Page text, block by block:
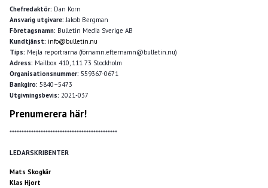
Chefredaktör: Dan Korn
Ansvarig utgivare: Jakob Bergman
Företagsnamn: Bulletin Media Sverige AB
Kundtjänst: info@bulletin.nu
Tips: Mejla reportrarna (förnamn.efternamn@bulletin.nu)
Adress: Mailbox 410, 111 73 Stockholm
Organisationsnummer: 559367-0671
Bankgiro: 5840–5473
Utgivningsbevis: 2021-037
Prenumerera här!
*********************************************
LEDARSKRIBENTER
Mats Skogkär
Klas Hjort